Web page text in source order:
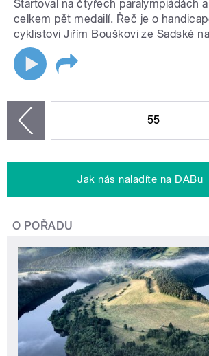
Startoval na čtyřech paralympiádách
celkem pět medailí. Řeč je o
cyklistovi Jiřím Bouškovi ze Sadské
55
Jak nás naladíte na DABu
O POŘADU